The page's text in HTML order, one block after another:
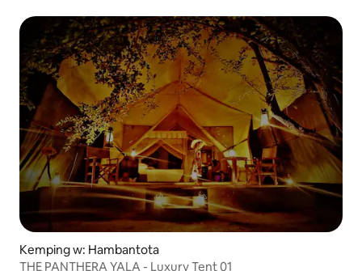
Kemping w: Hambantota
THE PANTHERA YALA - Luxury Tent 01